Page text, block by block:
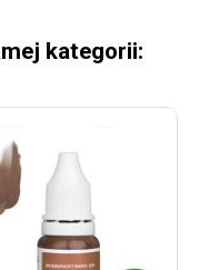
kategorii: